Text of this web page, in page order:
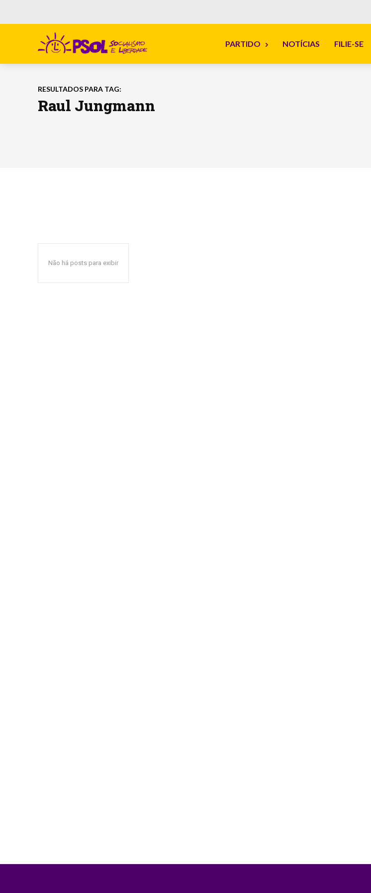
PARTIDO NOTÍCIAS FILIE-SE
RESULTADOS PARA TAG:
Raul Jungmann
Não há posts para exibir